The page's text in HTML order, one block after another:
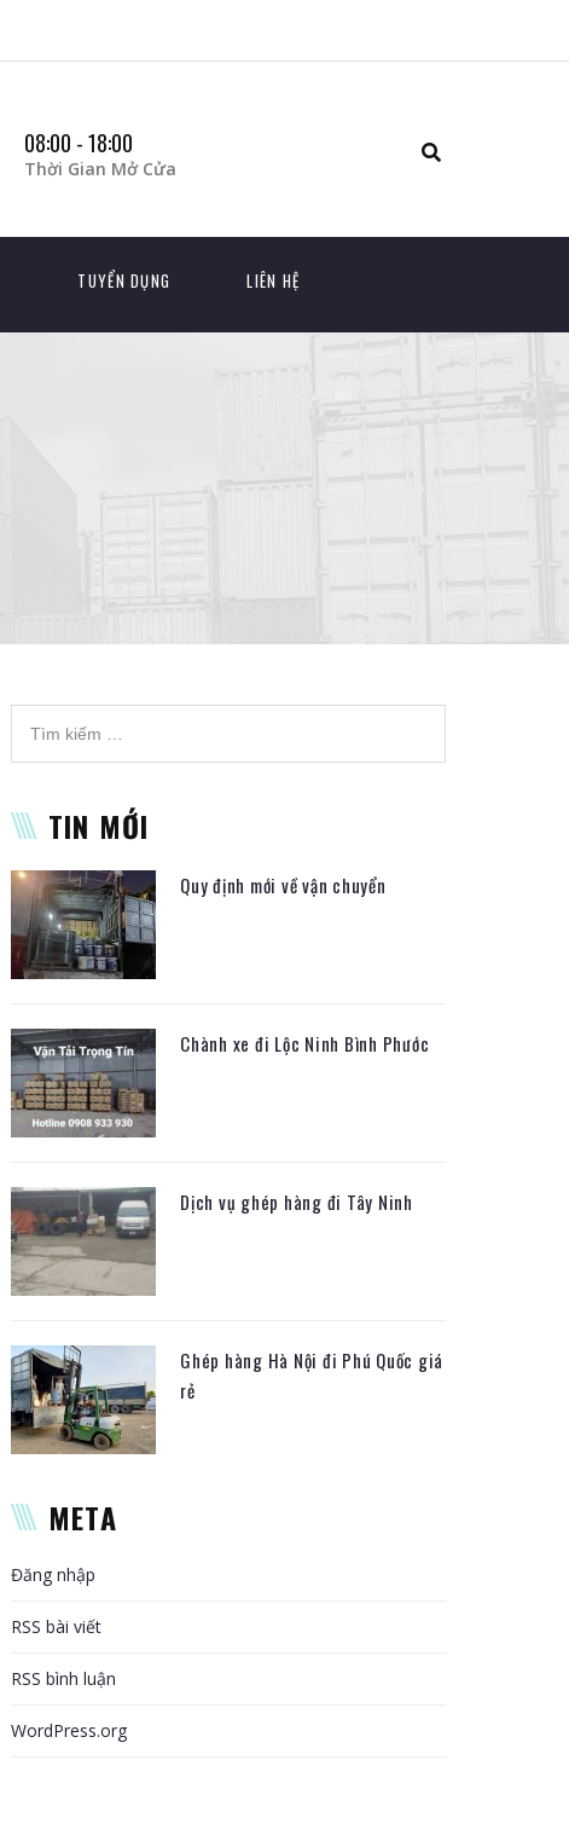
08:00 - 18:00
Thời Gian Mở Cửa
TUYỂN DỤNG LIÊN HỆ
TIN MỚI
Quy định mới về vận chuyển
Chành xe đi Lộc Ninh Bình Phước
Dịch vụ ghép hàng đi Tây Ninh
Ghép hàng Hà Nội đi Phú Quốc giá
rẻ
META
Đăng nhập
RSS bài viết
RSS bình luận
WordPress.org